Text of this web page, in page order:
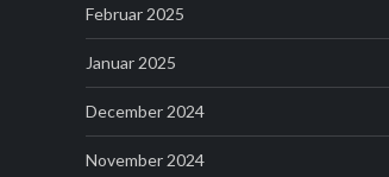
Februar 2025
Januar 2025
December 2024
November 2024